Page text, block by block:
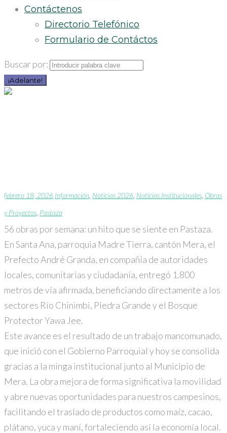
Contáctenos
Directorio Telefónico
Formulario de Contáctos
Buscar por:
¡Adelante!
febrero 18, 2026 Información Noticias 2026 Noticias Institucionales Obras
y Proyectos Pastaza
56 obras por semana: un hito que se siente en Pastaza.
En Santa Ana, parroquia Madre Tierra, cantón Mera, el
Prefecto André Granda, en compañía de autoridades
locales, comunitarias y ciudadanía, entregó 1.800
metros de vía afirmada, beneficiando directamente a los
sectores Río Chinimbi, Piedra Grande y el Bosque
Protector Yawa Jee.
Este avance es el resultado de un trabajo mancomunado,
que inició con el Gobierno Parroquial y hoy se consolida
gracias a la minga institucional junto al Municipio de
Mera. La obra mejora de forma significativa la movilidad
y abre nuevas oportunidades para nuestros campesinos,
facilitando el traslado de productos como maíz, cacao,
plátano, yuca y maní, fortaleciendo así la economía local.